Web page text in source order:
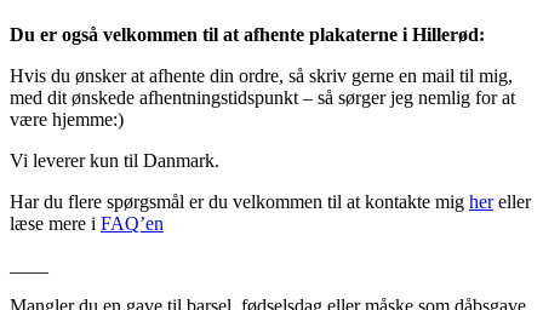
Du er også velkommen til at afhente plakaterne i Hillerød:
Hvis du ønsker at afhente din ordre, så skriv gerne en mail til mig,
med dit ønskede afhentningstidspunkt – så sørger jeg nemlig for at
være hjemme:)
Vi leverer kun til Danmark.
Har du flere spørgsmål er du velkommen til at kontakte mig hereller
læse mere i FAQ’en
Mangler du en gave til barsel, fødselsdag eller måske som dåbsgave